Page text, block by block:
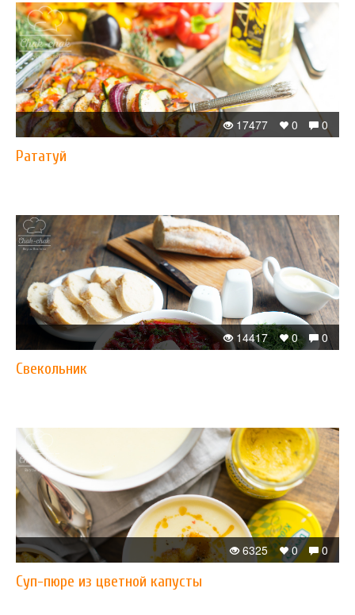
0
0
17477
Рататуй
0
0
14417
Свекольник
0
0
6325
Суп-пюре из цветной капусты